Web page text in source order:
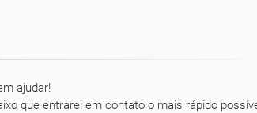
ajudar!
que entrarei em contato o mais rápido